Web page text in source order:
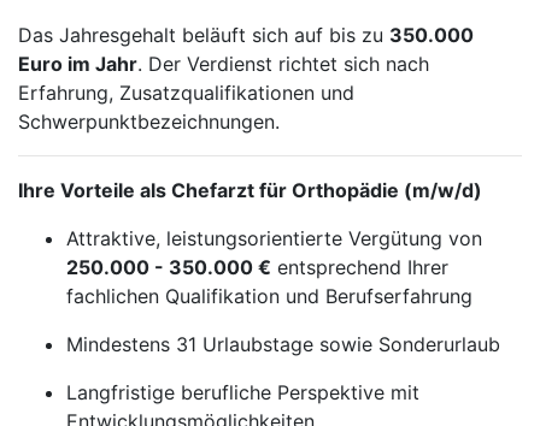
Das Jahresgehalt beläuft sich auf bis zu 350.000
Euro im Jahr. Der Verdienst richtet sich nach
Erfahrung, Zusatzqualifikationen und
Schwerpunktbezeichnungen.
Ihre Vorteile als Chefarzt für Orthopädie (m/w/d)
Attraktive, leistungsorientierte Vergütung von
250.000 - 350.000 € entsprechend Ihrer
fachlichen Qualifikation und Berufserfahrung
Mindestens 31 Urlaubstage sowie Sonderurlaub
Langfristige berufliche Perspektive mit
Entwicklungsmöglichkeiten